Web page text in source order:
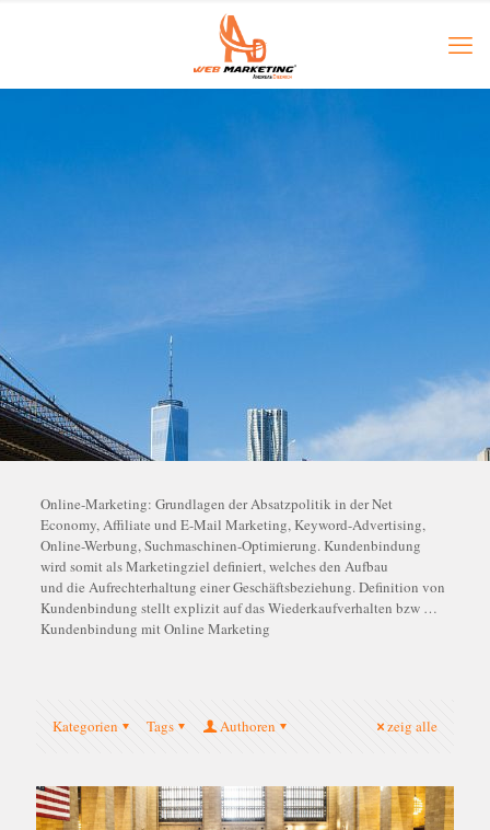
Online-Marketing: Grundlagen der Absatzpolitik in der Net
Economy, Affiliate und E-Mail Marketing, Keyword-Advertising,
Online-Werbung, Suchmaschinen-Optimierung. Kundenbindung
wird somit als Marketingziel definiert, welches den Aufbau
und die Aufrechterhaltung einer Geschäftsbeziehung. Definition von
Kundenbindung stellt explizit auf das Wiederkaufverhalten bzw …
Kundenbindung mit Online Marketing
Kategorien Tags Authoren zeig alle